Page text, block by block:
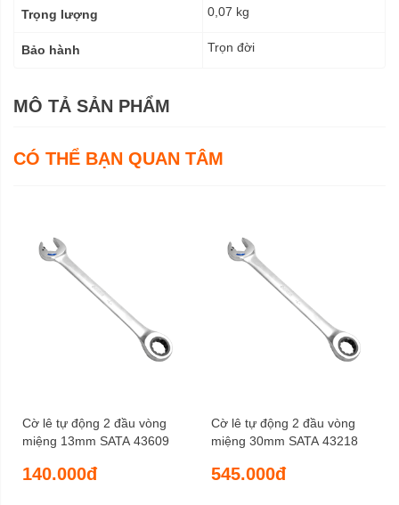
Trọng lượng 0,07 kg
Bảo hành Trọn đời
MÔ TẢ SẢN PHẨM
CÓ THỂ BẠN QUAN TÂM
Cờ lê tự động 2 đầu vòng
miệng 13mm SATA 43609
140.000đ
Cờ lê tự động 2 đầu vòng
miệng 30mm SATA 43218
545.000đ